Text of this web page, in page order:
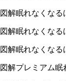
図解眠れなくな
図解眠れなくな
図解眠れなくな
図解プレミアム